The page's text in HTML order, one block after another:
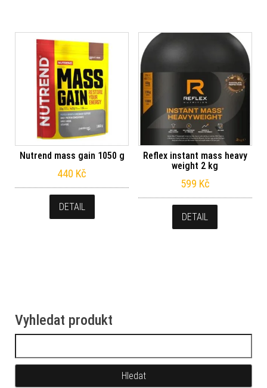
Nutrend mass gain 1050 g
440 Kč
DETAIL
Reflex instant mass heavy
weight 2 kg
599 Kč
DETAIL
Vyhledat produkt